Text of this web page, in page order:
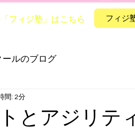
フィジ塾」はこちら フィジ
ルのブログ
とアジリテ
間: 2分